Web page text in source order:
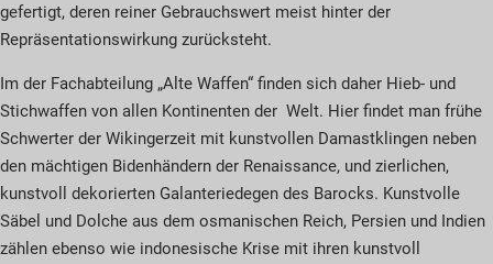
gefertigt, deren reiner Gebrauchswert meist hinter der
Repräsentationswirkung zurücksteht.
Im der Fachabteilung „Alte Waffen“ finden sich daher Hieb- und
Stichwaffen von allen Kontinenten der Welt. Hier findet man frühe
Schwerter der Wikingerzeit mit kunstvollen Damastklingen neben
den mächtigen Bidenhändern der Renaissance, und zierlichen,
kunstvoll dekorierten Galanteriedegen des Barocks. Kunstvolle
Säbel und Dolche aus dem osmanischen Reich, Persien und Indien
zählen ebenso wie indonesische Krise mit ihren kunstvoll